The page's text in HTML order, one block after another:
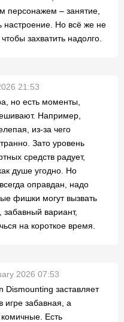
персонажем – занятие,
настроение. Но всё же не
захватить надолго.
21:53
но есть моменты,
Например,
из-за чего
Зато уровень
средств радует,
душе угодно. Но
оправдан, надо
фишки могут вызвать
вариант,
на короткое время.
2026 07:53
заставляет
игре забавная, а
Есть